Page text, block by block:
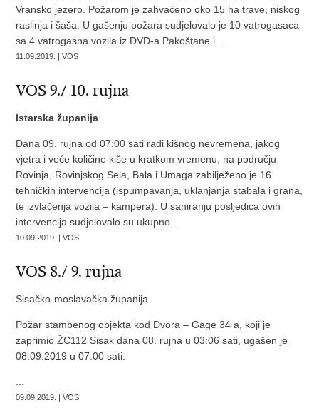
Vransko jezero. Požarom je zahvaćeno oko 15 ha trave, niskog
raslinja i šaša. U gašenju požara sudjelovalo je 10 vatrogasaca
sa 4 vatrogasna vozila iz DVD-a Pakoštane i...
11.09.2019. | VOS
VOS 9./ 10. rujna
Istarska županija
Dana 09. rujna od 07:00 sati radi kišnog nevremena, jakog
vjetra i veće količine kiše u kratkom vremenu, na području
Rovinja, Rovinjskog Sela, Bala i Umaga zabilježeno je 16
tehničkih intervencija (ispumpavanja, uklanjanja stabala i grana,
te izvlačenja vozila – kampera). U saniranju posljedica ovih
intervencija sudjelovalo su ukupno...
10.09.2019. | VOS
VOS 8./ 9. rujna
Sisačko-moslavačka županija
Požar stambenog objekta kod Dvora – Gage 34 a, koji je
zaprimio ŽC112 Sisak dana 08. rujna u 03:06 sati, ugašen je
08.09.2019 u 07:00 sati.
09.09.2019. | VOS